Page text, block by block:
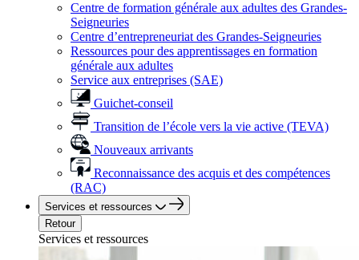
Centre de formation générale aux adultes des Grandes-
Seigneuries
Centre d’entrepreneuriat des Grandes-Seigneuries
Ressources pour des apprentissages en formation
générale aux adultes
Service aux entreprises (SAE)
Guichet-conseil
Transition de l’école vers la vie active (TEVA)
Nouveaux arrivants
Reconnaissance des acquis et des compétences
(RAC)
Services et ressources
Retour
Services et ressources